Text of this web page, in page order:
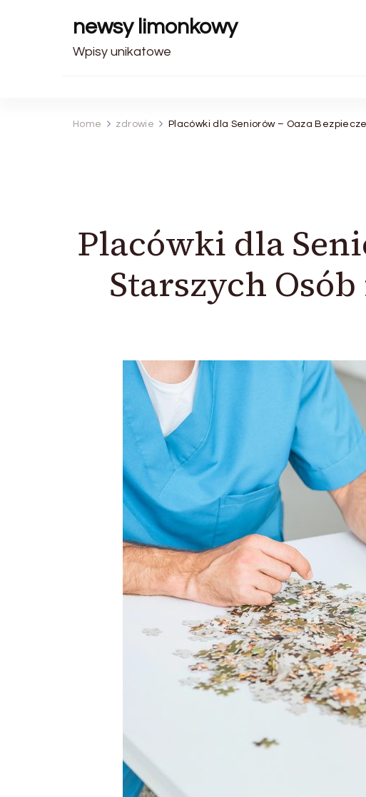
newsy limonkowy
Wpisy unikatowe
Home zdrowie Placówki dla Seniorów – Oaza
Placówki dla
Starszych